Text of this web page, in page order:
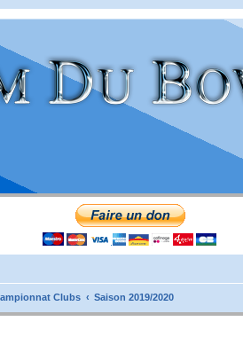
Clubs Saison 2019/2020